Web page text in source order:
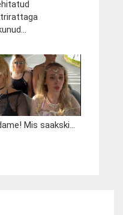
Mis saakski...